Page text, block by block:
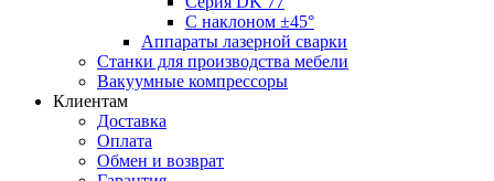
С наклоном ±45°
Аппараты лазерной сварки
Станки для производства мебели
Вакуумные компрессоры
Клиентам
Доставка
Оплата
Обмен и возврат